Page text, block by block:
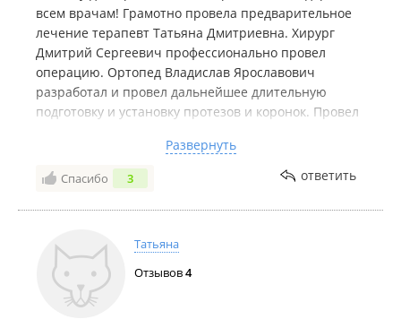
всем врачам! Грамотно провела предварительное
лечение терапевт Татьяна Дмитриевна. Хирург
Дмитрий Сергеевич профессионально провел
операцию. Ортопед Владислав Ярославович
разработал и провел дальнейшее длительную
подготовку и установку протезов и коронок. Провел
Огромное человеческое спасибо. Очень довольна
результатом
Развернуть
Спасибо 3 ответить
Татьяна
Отзывов4